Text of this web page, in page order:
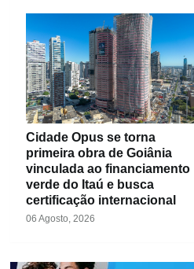
Cidade Opus se torna
primeira obra de Goiânia
vinculada ao financiamento
verde do Itaú e busca
certificação internacional
06 Agosto, 2026